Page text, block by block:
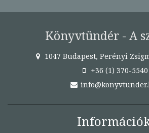
Könyvtündér - A
1047 Budapest, Perényi
+36 (1) 370-5540